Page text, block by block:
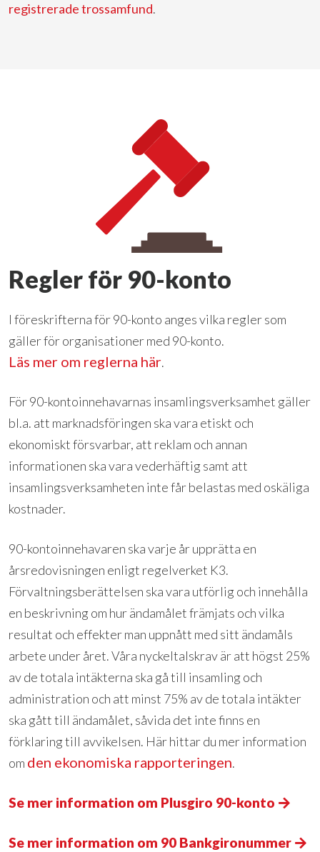
registrerade trossamfund.
Regler för 90-konto
I föreskrifterna för 90-konto anges vilka regler som
gäller för organisationer med 90-konto.
Läs mer om reglerna här.
För 90-kontoinnehavarnas insamlingsverksamhet gäller
bl.a. att marknadsföringen ska vara etiskt och
ekonomiskt försvarbar, att reklam och annan
informationen ska vara vederhäftig samt att
insamlingsverksamheten inte får belastas med oskäliga
kostnader.
90-kontoinnehavaren ska varje år upprätta en
årsredovisningen enligt regelverket K3.
Förvaltningsberättelsen ska vara utförlig och innehålla
en beskrivning om hur ändamålet främjats och vilka
resultat och effekter man uppnått med sitt ändamåls
arbete under året. Våra nyckeltalskrav är att högst 25%
av de totala intäkterna ska gå till insamling och
administration och att minst 75% av de totala intäkter
ska gått till ändamålet, såvida det inte finns en
förklaring till avvikelsen. Här hittar du mer information
om den ekonomiska rapporteringen.
Se mer information om Plusgiro 90-konto
Se mer information om 90 Bankgironummer